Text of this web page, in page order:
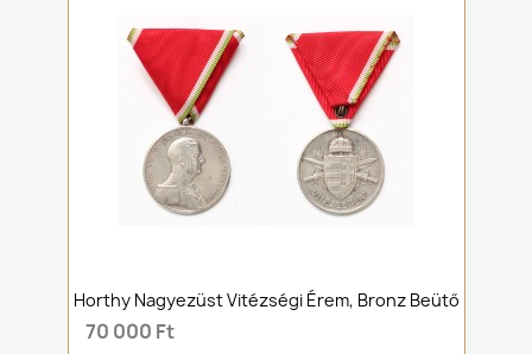
Horthy Nagyezüst Vitézségi Érem, Bronz Beütő
70 000 Ft